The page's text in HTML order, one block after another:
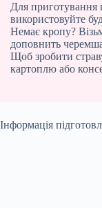
Для приготування
використовуйте
Немає кропу?
доповнить
Щоб зробити
картоплю або
Інформація